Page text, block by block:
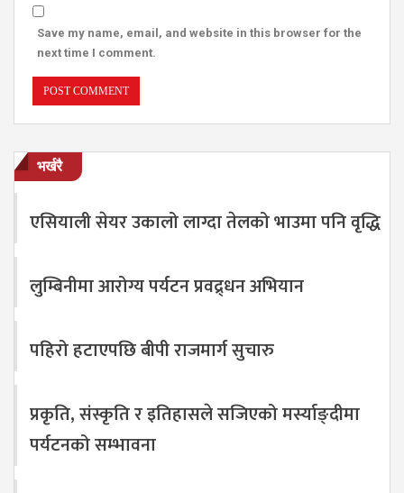
Save my name, email, and website in this browser for the
next time I comment.
भर्खरै
एसियाली सेयर उकालो लाग्दा तेलको भाउमा पनि वृद्धि
लुम्बिनीमा आरोग्य पर्यटन प्रवद्र्धन अभियान
पहिरो हटाएपछि बीपी राजमार्ग सुचारु
प्रकृति, संस्कृति र इतिहासले सजिएको मर्स्याङ्दीमा
पर्यटनको सम्भावना